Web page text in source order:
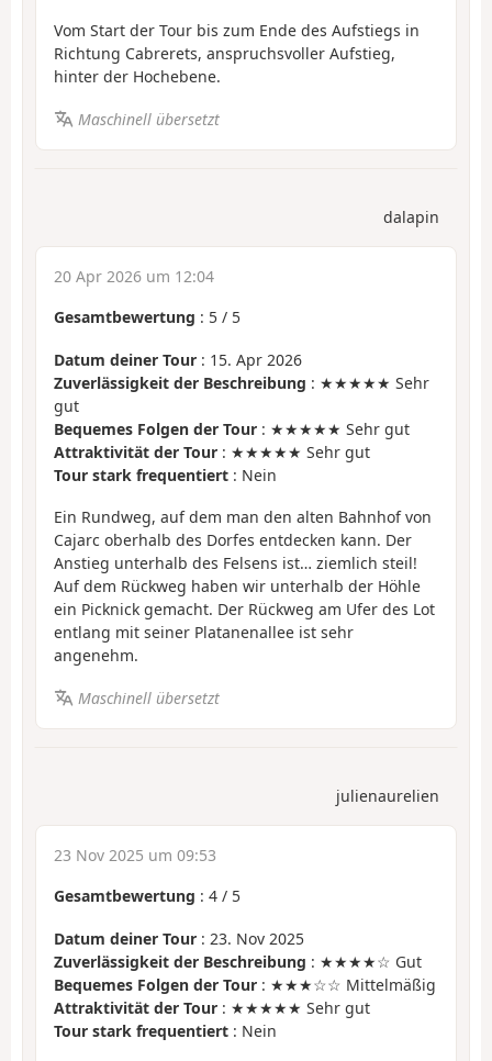
Vom Start der Tour bis zum Ende des Aufstiegs in
Richtung Cabrerets, anspruchsvoller Aufstieg,
hinter der Hochebene.
Maschinell übersetzt
dalapin
20 Apr 2026 um 12:04
Gesamtbewertung : 5 / 5
Datum deiner Tour : 15. Apr 2026
Zuverlässigkeit der Beschreibung : ★★★★★ Sehr
gut
Bequemes Folgen der Tour : ★★★★★ Sehr gut
Attraktivität der Tour : ★★★★★ Sehr gut
Tour stark frequentiert : Nein
Ein Rundweg, auf dem man den alten Bahnhof von
Cajarc oberhalb des Dorfes entdecken kann. Der
Anstieg unterhalb des Felsens ist… ziemlich steil!
Auf dem Rückweg haben wir unterhalb der Höhle
ein Picknick gemacht. Der Rückweg am Ufer des Lot
entlang mit seiner Platanenallee ist sehr
angenehm.
Maschinell übersetzt
julienaurelien
23 Nov 2025 um 09:53
Gesamtbewertung : 4 / 5
Datum deiner Tour : 23. Nov 2025
Zuverlässigkeit der Beschreibung : ★★★★☆ Gut
Bequemes Folgen der Tour : ★★★☆☆ Mittelmäßig
Attraktivität der Tour : ★★★★★ Sehr gut
Tour stark frequentiert : Nein